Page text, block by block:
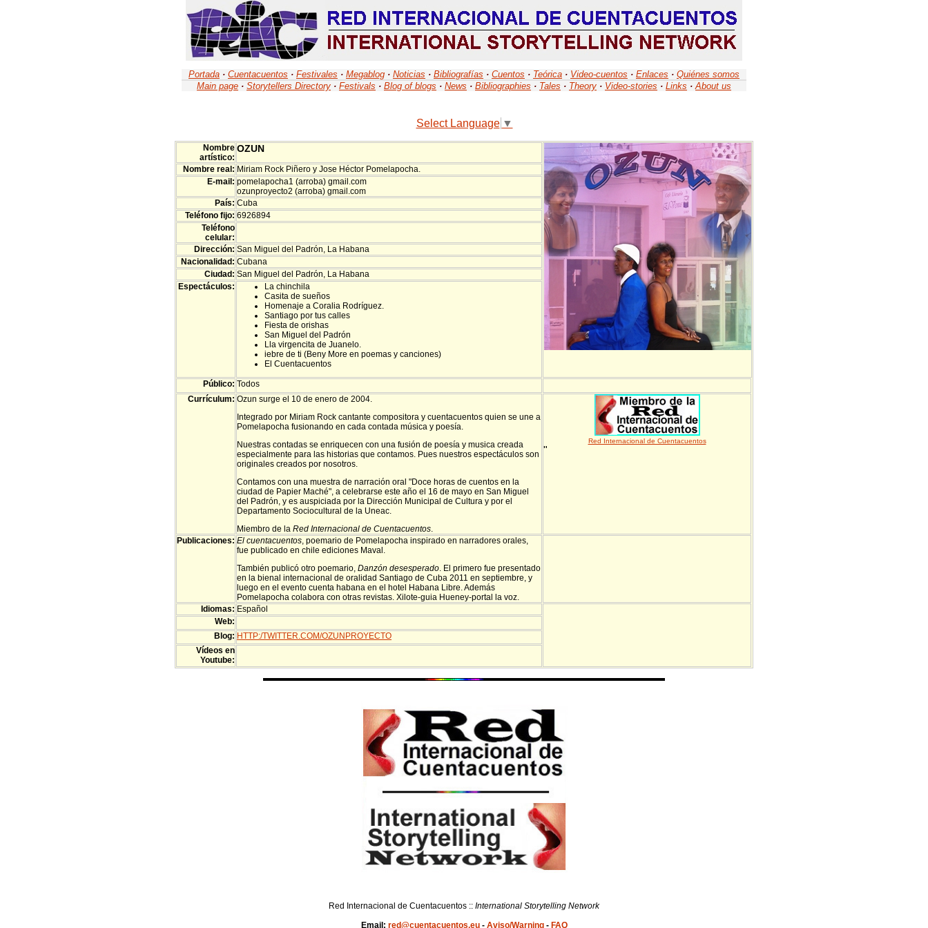
Portada · Cuentacuentos · Festivales · Megablog · Noticias · Bibliografías · Cuentos · Teórica · Video-cuentos · Enlaces · Quiénes somos
Main page · Storytellers Directory · Festivals · Blog of blogs · News · Bibliographies · Tales · Theory · Video-stories · Links · About us
Select Language ▼
Nombre
artístico:
OZUN
Nombre real: Miriam Rock Piñero y Jose Héctor Pomelapocha.
E-mail: pomelapocha1 (arroba) gmail.com
ozunproyecto2 (arroba) gmail.com
País: Cuba
Teléfono fijo: 6926894
Teléfono
celular:
Dirección: San Miguel del Padrón, La Habana
Nacionalidad: Cubana
Ciudad: San Miguel del Padrón, La Habana
Espectáculos:
La chinchila
Casita de sueños
Homenaje a Coralia Rodríguez.
Santiago por tus calles
Fiesta de orishas
San Miguel del Padrón
Lla virgencita de Juanelo.
iebre de ti (Beny More en poemas y canciones)
El Cuentacuentos
Público: Todos
Currículum: Ozun surge el 10 de enero de 2004.
Integrado por Miriam Rock cantante compositora y cuentacuentos quien se une a
Pomelapocha fusionando en cada contada música y poesía.
Nuestras contadas se enriquecen con una fusión de poesía y musica creada
especialmente para las historias que contamos. Pues nuestros espectáculos son
originales creados por nosotros.
Contamos con una muestra de narración oral "Doce horas de cuentos en la
ciudad de Papier Maché", a celebrarse este año el 16 de mayo en San Miguel
del Padrón, y es auspiciada por la Dirección Municipal de Cultura y por el
Departamento Sociocultural de la Uneac.
Miembro de la Red Internacional de Cuentacuentos.
Red Internacional de Cuentacuentos
"
Publicaciones: El cuentacuentos, poemario de Pomelapocha inspirado en narradores orales,
fue publicado en chile ediciones Maval.
También publicó otro poemario, Danzón desesperado. El primero fue presentado
en la bienal internacional de oralidad Santiago de Cuba 2011 en septiembre, y
luego en el evento cuenta habana en el hotel Habana Libre. Además
Pomelapocha colabora con otras revistas. Xilote-guia Hueney-portal la voz.
Idiomas: Español
Web:
Blog: HTTP:/TWITTER.COM/OZUNPROYECTO
Vídeos en
Youtube:
Red Internacional de Cuentacuentos :: International Storytelling Network
Email: red@cuentacuentos.eu- Aviso/Warning- FAQ